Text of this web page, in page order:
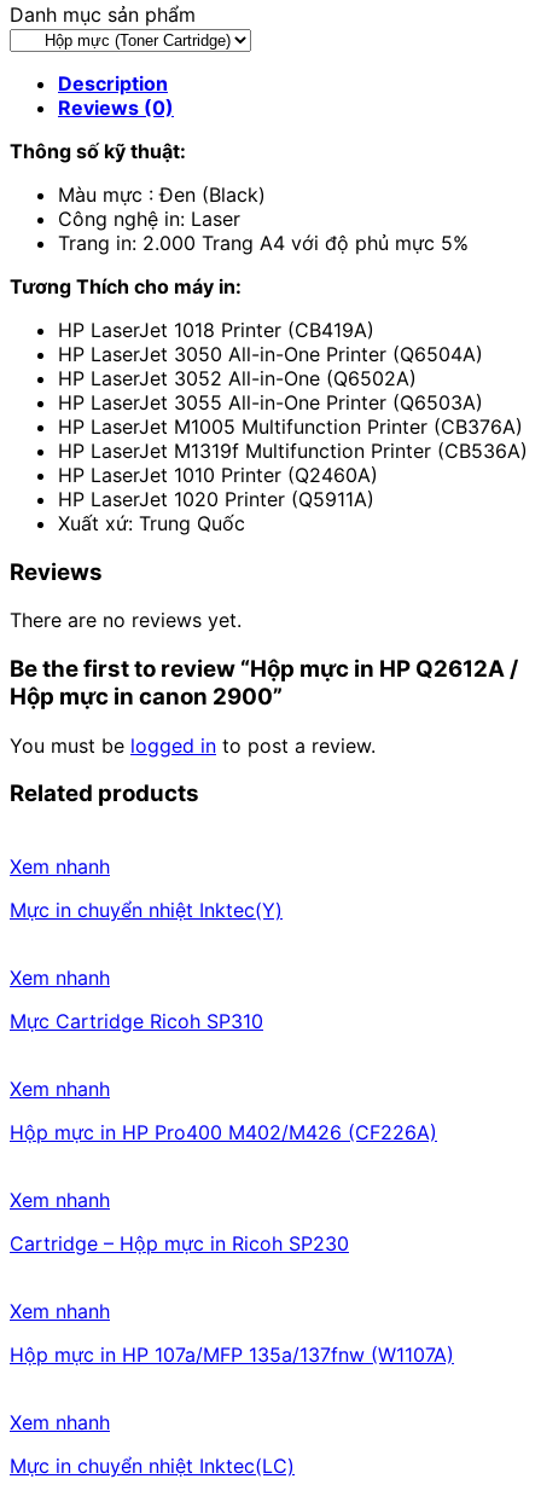
Danh mục sản phẩm
Description
Reviews (0)
Thông số kỹ thuật:
Màu mực : Đen (Black)
Công nghệ in: Laser
Trang in: 2.000 Trang A4 với độ phủ mực 5%
Tương Thích cho máy in:
HP LaserJet 1018 Printer (CB419A)
HP LaserJet 3050 All-in-One Printer (Q6504A)
HP LaserJet 3052 All-in-One (Q6502A)
HP LaserJet 3055 All-in-One Printer (Q6503A)
HP LaserJet M1005 Multifunction Printer (CB376A)
HP LaserJet M1319f Multifunction Printer (CB536A)
HP LaserJet 1010 Printer (Q2460A)
HP LaserJet 1020 Printer (Q5911A)
Xuất xứ: Trung Quốc
Reviews
There are no reviews yet.
Be the first to review “Hộp mực in HP Q2612A /
Hộp mực in canon 2900”
You must be logged in to post a review.
Related products
Xem nhanh
Mực in chuyển nhiệt Inktec(Y)
Xem nhanh
Mực Cartridge Ricoh SP310
Xem nhanh
Hộp mực in HP Pro400 M402/M426 (CF226A)
Xem nhanh
Cartridge – Hộp mực in Ricoh SP230
Xem nhanh
Hộp mực in HP 107a/MFP 135a/137fnw (W1107A)
Xem nhanh
Mực in chuyển nhiệt Inktec(LC)